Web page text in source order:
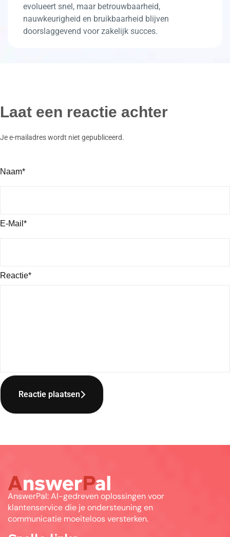
evolueert snel, maar betrouwbaarheid,
nauwkeurigheid en bruikbaarheid blijven
doorslaggevend voor zakelijk succes.
Laat een reactie achter
Je e-mailadres wordt niet gepubliceerd.
Reactie*
Naam*
E-Mail*
Reactie plaatsen
AnswerPal: AI-gedreven oplossingen voor
klantenservice die je ondersteuning en
communicatie moeiteloos versterken.